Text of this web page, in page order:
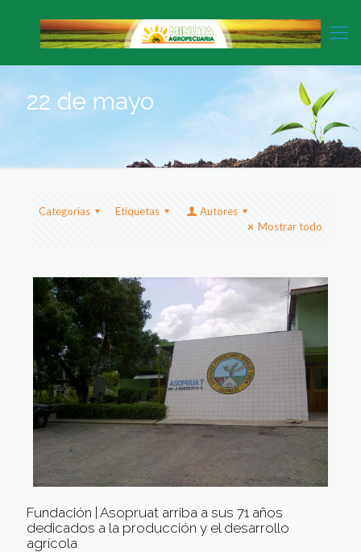
22 de mayo
Categorias Etiquetas
Autores
Mostrar todo
Fundación | Asopruat arriba a sus 71 años
dedicados a la producción y el desarrollo
agrícola